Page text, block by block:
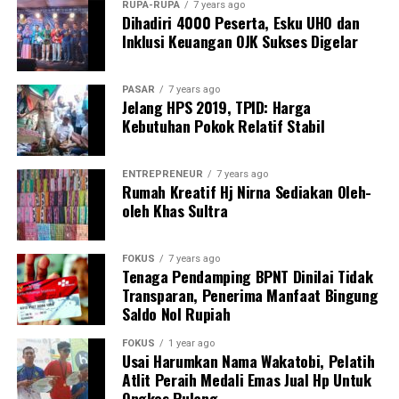
”Kita menunggu waktu yang tepat dan kita berusaha
akhir tahun ini bisa kita tandatangan sehingga Januari
sudah bisa berjalan sesuai harapan kita,” ungkapnya.
Ditempat yang sama, Wakil Ketua DPRD Kota Baubau
Adriansyah Farmin memberikan apresiasi terhadap
seluruh pihak yang mendukung datangnya Super Air jet
di Kota Baubau.
DPRD Kota Baubau berkomitmen untuk mendukung
segala macam upaya pemerintah, dalam hal ini Pj Wali
Kota Baubau beserta seluruh jajarannya untuk
memberikan subsidi anggaran terhadap pihak maskapai,
agar operasional mereka dalam melayani penerbangan
rute ke Baubau ini berjalan lancar.
Sementara, Pilot pesawat Airbus A320-200 Kapten
Wisnu Yuda menilai kondisi landasan pacu Bandara
Betoambari sekarang sudah bagus dan sangat berbeda
RUPA-RUPA 7 years ago
Dihadiri 4000 Peserta, Esku UHO dan
Inklusi Keuangan OJK Sukses Digelar
PASAR 7 years ago
Jelang HPS 2019, TPID: Harga
Kebutuhan Pokok Relatif Stabil
ENTREPRENEUR 7 years ago
Rumah Kreatif Hj Nirna Sediakan Oleh-
oleh Khas Sultra
FOKUS 7 years ago
Tenaga Pendamping BPNT Dinilai Tidak
Transparan, Penerima Manfaat Bingung
Saldo Nol Rupiah
FOKUS 1 year ago
Usai Harumkan Nama Wakatobi, Pelatih
Atlit Peraih Medali Emas Jual Hp Untuk